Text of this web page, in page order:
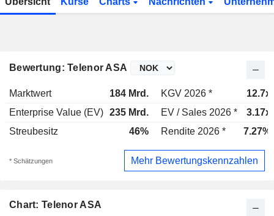
Bewertung: Telenor ASA
Marktwert 184 Mrd. KGV 2026 *
12.7x
Enterprise Value (EV) 235 Mrd. EV / Sales 2026 *
3.17x
Streubesitz
46% Rendite 2026 * 7.27%
* Schätzungen Mehr Bewertungskennzahlen
Chart: Telenor ASA